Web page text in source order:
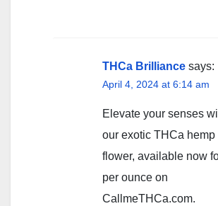
THCa Brilliance says:
April 4, 2024 at 6:14 am
Elevate your senses
our exotic THCa hemp
flower, available now
per ounce on
CallmeTHCa.com.